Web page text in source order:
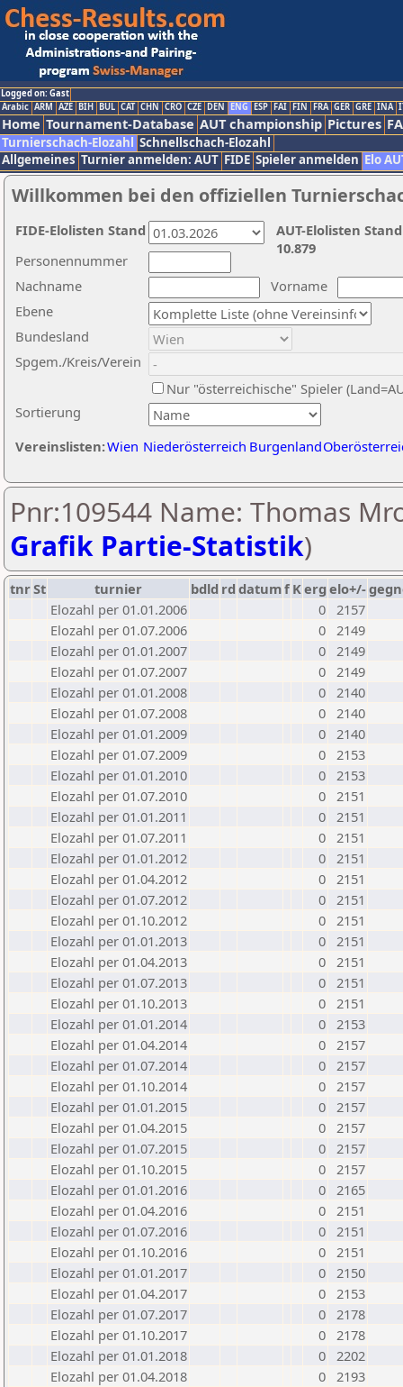
Logged on: Gast
Arabic ARM AZE BIH BUL CAT CHN CRO CZE DEN ENG ESP FAI FIN FRA GER GRE INA
Home Tournament-Database AUT championship Pictures
Turnierschach-Elozahl Schnellschach-Elozahl
Allgemeines Turnier anmelden: AUT FIDE Spieler anmelden Elo
Willkommen bei den offiziellen
Nachname
Vorname
Ebene
Sortierung
Personennummer
Bundesland
Spgem./Kreis/Verein
Nur "österreichische" Spieler
Vereinslisten:Wien Niederösterreich Burgenland
AUT-Elolisten
10.879
FIDE-Elolisten Stand
Pnr:109544 Name: Thomas
Grafik Partie-Statistik)
tnrSt turnier bdld rd datumf Kerg elo+/-
Elozahl per 01.01.2006
0 2157
Elozahl per 01.07.2006
0 2149
Elozahl per 01.01.2007
0 2149
Elozahl per 01.07.2007
0 2149
Elozahl per 01.01.2008
0 2140
Elozahl per 01.07.2008
0 2140
Elozahl per 01.01.2009
0 2140
Elozahl per 01.07.2009
0 2153
Elozahl per 01.01.2010
0 2153
Elozahl per 01.07.2010
0 2151
Elozahl per 01.01.2011
0 2151
Elozahl per 01.07.2011
0 2151
Elozahl per 01.01.2012
0 2151
Elozahl per 01.04.2012
0 2151
Elozahl per 01.07.2012
0 2151
Elozahl per 01.10.2012
0 2151
Elozahl per 01.01.2013
0 2151
Elozahl per 01.04.2013
0 2151
Elozahl per 01.07.2013
0 2151
Elozahl per 01.10.2013
0 2151
Elozahl per 01.01.2014
0 2153
Elozahl per 01.04.2014
0 2157
Elozahl per 01.07.2014
0 2157
Elozahl per 01.10.2014
0 2157
Elozahl per 01.01.2015
0 2157
Elozahl per 01.04.2015
0 2157
Elozahl per 01.07.2015
0 2157
Elozahl per 01.10.2015
0 2157
Elozahl per 01.01.2016
0 2165
Elozahl per 01.04.2016
0 2151
Elozahl per 01.07.2016
0 2151
Elozahl per 01.10.2016
0 2151
Elozahl per 01.01.2017
0 2150
Elozahl per 01.04.2017
0 2153
Elozahl per 01.07.2017
0 2178
Elozahl per 01.10.2017
0 2178
Elozahl per 01.01.2018
0 2202
Elozahl per 01.04.2018
0 2193